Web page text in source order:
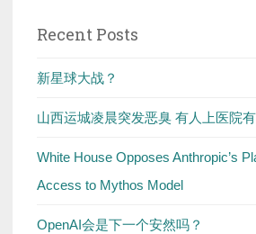
Recent Posts
新星球大战？
山西运城凌晨突发恶臭 有人上医院
White House Opposes Anthropic’s
Access to Mythos Model
OpenAI会是下一个安然吗？